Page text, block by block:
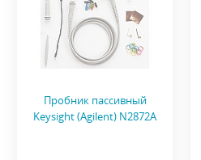
Пробник пассивный
Keysight (Agilent) N2872A